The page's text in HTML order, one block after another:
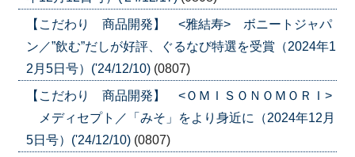
【こだわり 商品開発】 <雅結寿> ボニートジャパ
ン／”飲む”だしが好評、ぐるなび特選を受賞（2024年1
2月5日号）('24/12/10) (0807)
【こだわり 商品開発】 <ＯＭＩＳＯＮＯＭＯＲＩ>
メディセプト／「みそ」をより身近に（2024年12月
5日号）('24/12/10) (0807)